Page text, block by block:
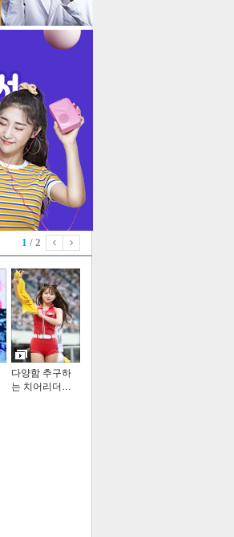
1 / 2
다양함 추구하
는 치어리더…